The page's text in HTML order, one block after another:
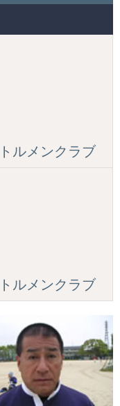
トルメンクラブ
トルメンクラブ